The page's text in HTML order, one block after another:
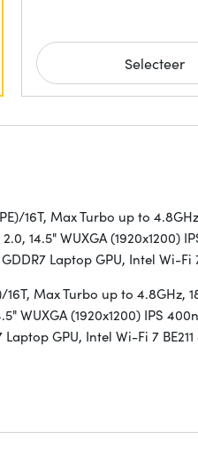
Selecteer
16T, Max Turbo up to
14.5" WUXGA (1920x1200)
Laptop GPU, Intel Wi-Fi
Max Turbo up to 4.8GHz,
WUXGA (1920x1200) IPS
GPU, Intel Wi-Fi 7 BE211